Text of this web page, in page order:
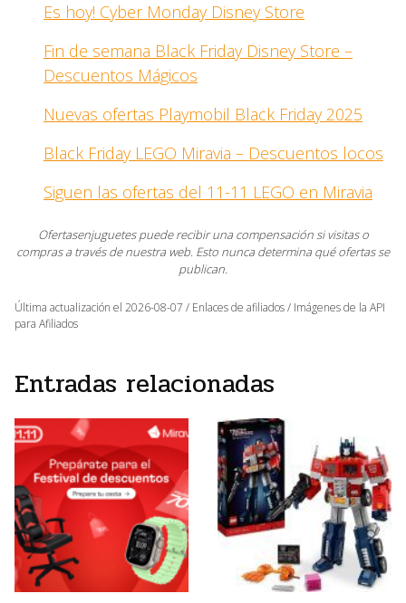
Es hoy! Cyber Monday Disney Store
Fin de semana Black Friday Disney Store –
Descuentos Mágicos
Nuevas ofertas Playmobil Black Friday 2025
Black Friday LEGO Miravia – Descuentos locos
Siguen las ofertas del 11-11 LEGO en Miravia
Ofertasenjuguetes puede recibir una compensación si visitas o
compras a través de nuestra web. Esto nunca determina qué ofertas se
publican.
Última actualización el 2026-08-07 / Enlaces de afiliados / Imágenes de la API
para Afiliados
Entradas relacionadas